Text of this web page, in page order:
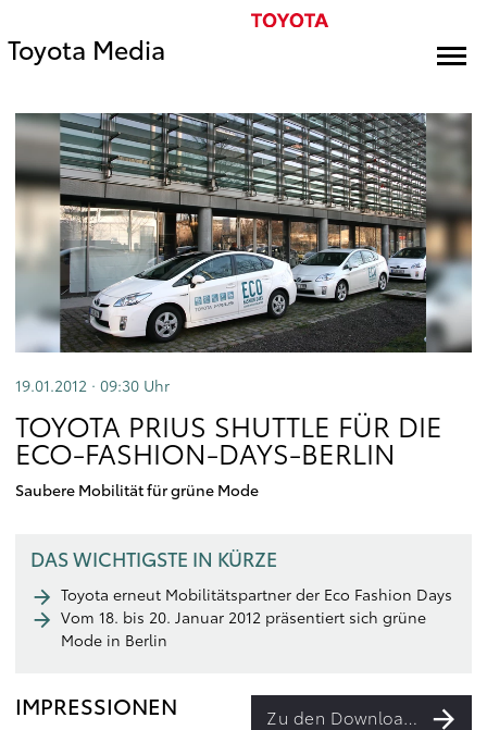
Toyota Media
19.01.2012 · 09:30 Uhr
TOYOTA PRIUS SHUTTLE FÜR DIE
ECO-FASHION-DAYS-BERLIN
Saubere Mobilität für grüne Mode
DAS WICHTIGSTE IN KÜRZE
Toyota erneut Mobilitätspartner der Eco Fashion Days
Vom 18. bis 20. Januar 2012 präsentiert sich grüne
Mode in Berlin
IMPRESSIONEN Zu den Downloads